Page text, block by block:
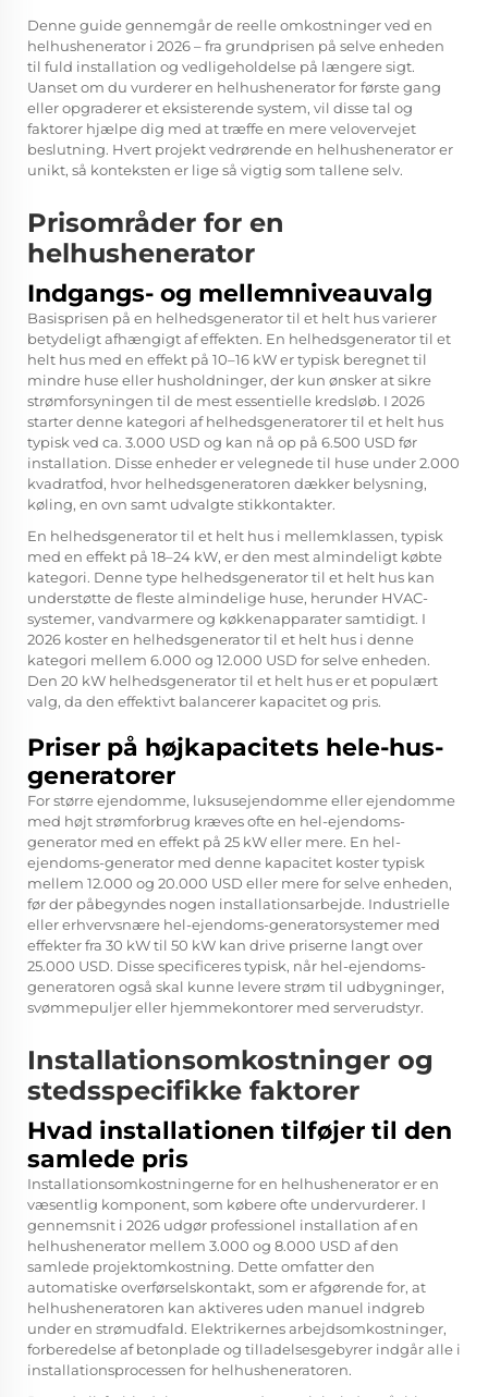
Denne guide gennemgår de reelle omkostninger ved en
helhushenerator i 2026 – fra grundprisen på selve enheden
til fuld installation og vedligeholdelse på længere sigt.
Uanset om du vurderer en helhushenerator for første gang
eller opgraderer et eksisterende system, vil disse tal og
faktorer hjælpe dig med at træffe en mere velovervejet
beslutning. Hvert projekt vedrørende en helhushenerator er
unikt, så konteksten er lige så vigtig som tallene selv.
Prisområder for en
helhushenerator
Indgangs- og mellemniveauvalg
Basisprisen på en helhedsgenerator til et helt hus varierer
betydeligt afhængigt af effekten. En helhedsgenerator til et
helt hus med en effekt på 10–16 kW er typisk beregnet til
mindre huse eller husholdninger, der kun ønsker at sikre
strømforsyningen til de mest essentielle kredsløb. I 2026
starter denne kategori af helhedsgeneratorer til et helt hus
typisk ved ca. 3.000 USD og kan nå op på 6.500 USD før
installation. Disse enheder er velegnede til huse under 2.000
kvadratfod, hvor helhedsgeneratoren dækker belysning,
køling, en ovn samt udvalgte stikkontakter.
En helhedsgenerator til et helt hus i mellemklassen, typisk
med en effekt på 18–24 kW, er den mest almindeligt købte
kategori. Denne type helhedsgenerator til et helt hus kan
understøtte de fleste almindelige huse, herunder HVAC-
systemer, vandvarmere og køkkenapparater samtidigt. I
2026 koster en helhedsgenerator til et helt hus i denne
kategori mellem 6.000 og 12.000 USD for selve enheden.
Den 20 kW helhedsgenerator til et helt hus er et populært
valg, da den effektivt balancerer kapacitet og pris.
Priser på højkapacitets hele-hus-
generatorer
For større ejendomme, luksusejendomme eller ejendomme
med højt strømforbrug kræves ofte en hel-ejendoms-
generator med en effekt på 25 kW eller mere. En hel-
ejendoms-generator med denne kapacitet koster typisk
mellem 12.000 og 20.000 USD eller mere for selve enheden,
før der påbegyndes nogen installationsarbejde. Industrielle
eller erhvervsnære hel-ejendoms-generatorsystemer med
effekter fra 30 kW til 50 kW kan drive priserne langt over
25.000 USD. Disse specificeres typisk, når hel-ejendoms-
generatoren også skal kunne levere strøm til udbygninger,
svømmepuljer eller hjemmekontorer med serverudstyr.
Installationsomkostninger og
stedsspecifikke faktorer
Hvad installationen tilføjer til den
samlede pris
Installationsomkostningerne for en helhushenerator er en
væsentlig komponent, som købere ofte undervurderer. I
gennemsnit i 2026 udgør professionel installation af en
helhushenerator mellem 3.000 og 8.000 USD af den
samlede projektomkostning. Dette omfatter den
automatiske overførselskontakt, som er afgørende for, at
helhusheneratoren kan aktiveres uden manuel indgreb
under en strømudfald. Elektrikernes arbejdsomkostninger,
forberedelse af betonplade og tilladelsesgebyrer indgår alle i
installationsprocessen for helhusheneratoren.